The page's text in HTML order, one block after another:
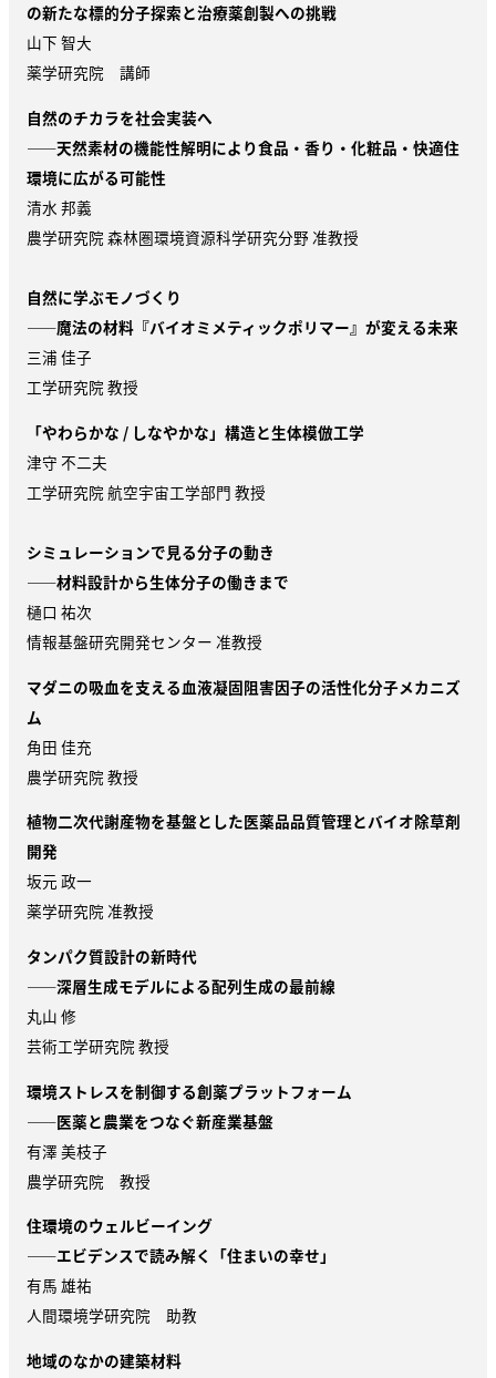
の新たな標的分子探索と治療薬創製への挑戦
山下 智大
薬学研究院 講師
自然のチカラを社会実装へ
——天然素材の機能性解明により食品・香り・化粧品・快適住
環境に広がる可能性
清水 邦義
農学研究院 森林圏環境資源科学研究分野 准教授
自然に学ぶモノづくり
——魔法の材料『バイオミメティックポリマー』が変える未来
三浦 佳子
工学研究院 教授
「やわらかな / しなやかな」構造と生体模倣工学
津守 不二夫
工学研究院 航空宇宙工学部門 教授
シミュレーションで見る分子の動き
——材料設計から生体分子の働きまで
樋口 祐次
情報基盤研究開発センター 准教授
マダニの吸血を支える血液凝固阻害因子の活性化分子メカニズ
ム
角田 佳充
農学研究院 教授
植物二次代謝産物を基盤とした医薬品品質管理とバイオ除草剤
開発
坂元 政一
薬学研究院 准教授
タンパク質設計の新時代
——深層生成モデルによる配列生成の最前線
丸山 修
芸術工学研究院 教授
環境ストレスを制御する創薬プラットフォーム
——医薬と農業をつなぐ新産業基盤
有澤 美枝子
農学研究院 教授
住環境のウェルビーイング
——エビデンスで読み解く「住まいの幸せ」
有馬 雄祐
人間環境学研究院 助教
地域のなかの建築材料